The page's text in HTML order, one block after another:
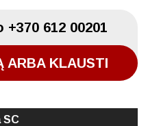
+370 612 00201
ARBA KLAUSTI
SC